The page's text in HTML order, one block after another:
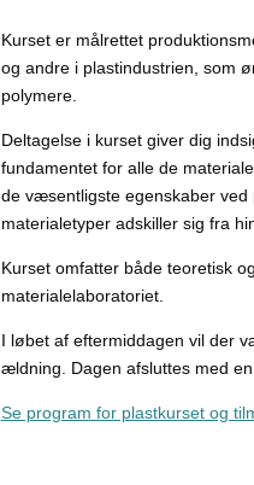
Kurset er målrettet
og andre i plastindustrien, som
polymere.
Deltagelse i kurset giver dig
fundamentet for alle de
de væsentligste egenskaber ved
materialetyper adskiller sig fra
Kurset omfatter både teoretisk
materialelaboratoriet.
I løbet af eftermiddagen vil der
ældning. Dagen afsluttes med
Se program for plastkurset og